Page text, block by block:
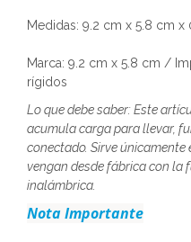
Medidas: 9.2 cm x 5.8 cm x
Marca: 9.2 cm x 5.8 cm /
rígidos
Lo que debe saber: Este
acumula carga para llevar,
conectado. Sirve
vengan desde fábrica con la
inalámbrica.
Nota Importante